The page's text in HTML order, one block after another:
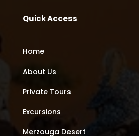
Quick Access
Home
About Us
Private Tours
Excursions
Merzouga Desert